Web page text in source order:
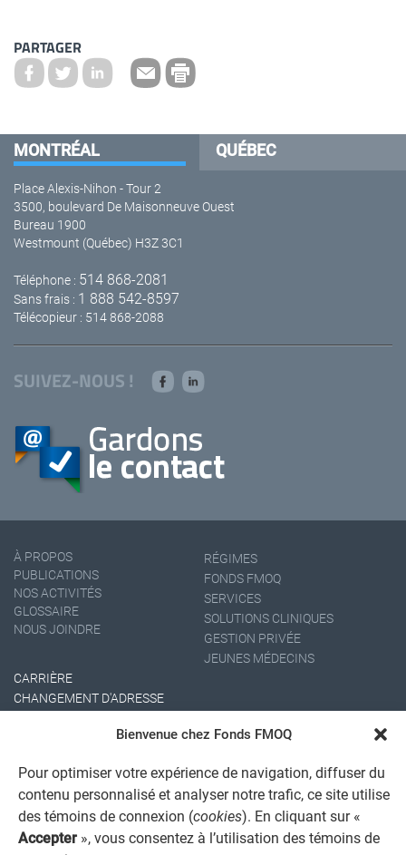
Bienvenue chez Fonds FMOQ
Pour optimiser votre expérience de navigation, diffuser du
contenu personnalisé et analyser notre trafic, ce site utilise
des témoins de connexion (cookies). En cliquant sur «
Accepter », vous consentez à l’utilisation des témoins de
PARTAGER
MONTRÉAL QUÉBEC
Place Alexis-Nihon - Tour 2
3500, boulevard De Maisonneuve Ouest
Bureau 1900
Westmount (Québec) H3Z 3C1
Téléphone : 514 868-2081
Sans frais : 1 888 542-8597
Télécopieur : 514 868-2088
SUIVEZ-NOUS !
À PROPOS
PUBLICATIONS
NOS ACTIVITÉS
GLOSSAIRE
NOUS JOINDRE
RÉGIMES
FONDS FMOQ
SERVICES
SOLUTIONS CLINIQUES
GESTION PRIVÉE
JEUNES MÉDECINS
CARRIÈRE
CHANGEMENT D'ADRESSE